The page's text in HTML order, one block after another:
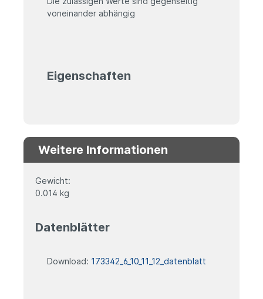
voneinander abhängig
Eigenschaften
Weitere Informationen
Gewicht:
0.014 kg
Datenblätter
Download: 173342_6_10_11_12_datenblatt